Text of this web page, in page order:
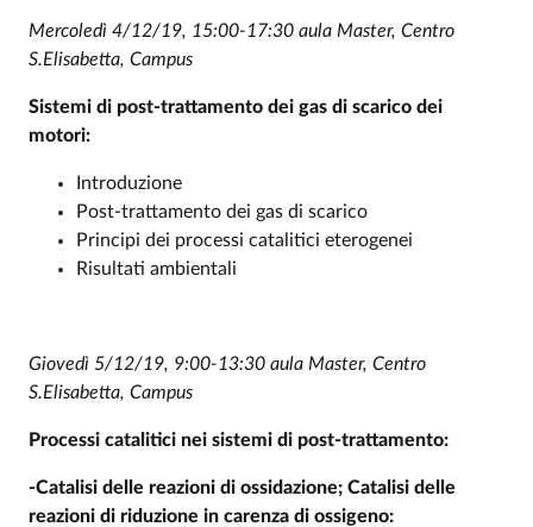
Mercoledì 4/12/19, 15:00-17:30 aula Master, Centro
S.Elisabetta, Campus
Sistemi di post-trattamento dei gas di scarico dei
motori:
Introduzione
Post-trattamento dei gas di scarico
Principi dei processi catalitici eterogenei
Risultati ambientali
Giovedì 5/12/19, 9:00-13:30 aula Master, Centro
S.Elisabetta, Campus
Processi catalitici nei sistemi di post-trattamento:
-Catalisi delle reazioni di ossidazione; Catalisi delle
reazioni di riduzione in carenza di ossigeno: